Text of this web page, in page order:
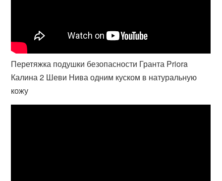
Перетяжка подушки безопасности Гранта Priora
Калина 2 Шеви Нива одним куском в натуральную
кожу